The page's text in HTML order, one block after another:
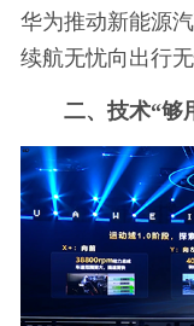
华为推动新能源
续航无忧向出行无
二、 技术“够